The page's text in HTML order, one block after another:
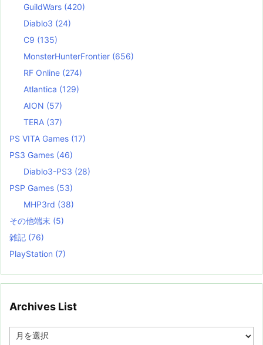
GuildWars (420)
Diablo3 (24)
C9 (135)
MonsterHunterFrontier (656)
RF Online (274)
Atlantica (129)
AION (57)
TERA (37)
PS VITA Games (17)
PS3 Games (46)
Diablo3-PS3 (28)
PSP Games (53)
MHP3rd (38)
その他端末 (5)
雑記 (76)
PlayStation (7)
Archives List